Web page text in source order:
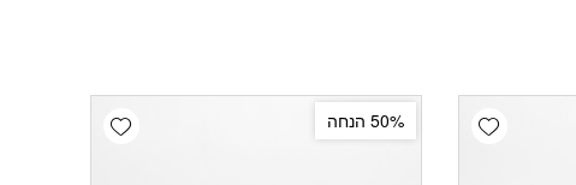
Add wishlist
Add wishlist 50% הנחה